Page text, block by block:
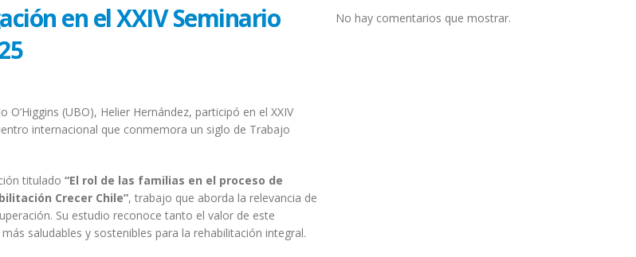
en el XXIV Seminario
(UBO), Helier Hernández, participó en el XXIV
internacional que conmemora un siglo de Trabajo
titulado “El rol de las familias en el proceso de
Crecer Chile”, trabajo que aborda la relevancia de
Su estudio reconoce tanto el valor de este
saludables y sostenibles para la rehabilitación integral.
No hay comentarios que mostrar.